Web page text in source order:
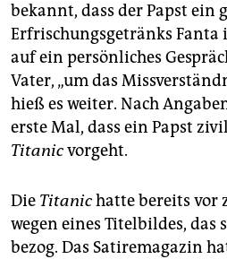
bekannt, dass der Papst ein
Erfrischungsgetränks Fanta
auf ein persönliches
Vater, „um das
hieß es weiter. Nach
erste Mal, dass ein Papst
Titanicvorgeht.
Die Titanichatte bereits vor
wegen eines Titelbildes, das
bezog. Das Satiremagazin